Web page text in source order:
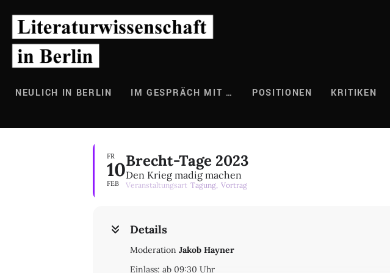
Inhalt
springen
NEULICH IN BERLIN IM GESPRÄCH MIT … POSITIONEN KRITIKEN
FR
10
FEB
Brecht-Tage 2023
Den Krieg madig machen
Veranstaltungsart Tagung, Vortrag
Details
Moderation Jakob Hayner
Einlass: ab 09:30 Uhr